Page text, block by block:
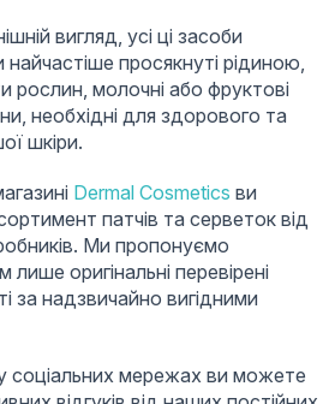
вигляд, усі ці засоби
просякнуті рідиною,
рослин, молочні або фруктові
необхідні для здорового та
шкіри.
Dermal Cosmetics ви
патчів та серветок від
Ми пропонуємо
оригінальні перевірені
за надзвичайно вигідними
соціальних мережах ви можете